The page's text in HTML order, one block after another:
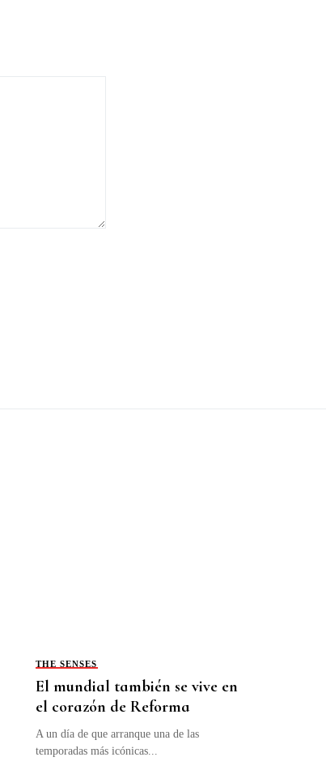
THE SENSES
El mundial también se vive en
el corazón de Reforma
A un día de que arranque una de las
temporadas más icónicas...